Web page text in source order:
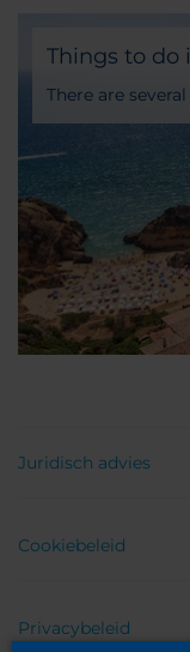
Things to do
There are
some of them
southern coast
main
main city in the
Juridisch advies
Cookiebeleid
Privacybeleid